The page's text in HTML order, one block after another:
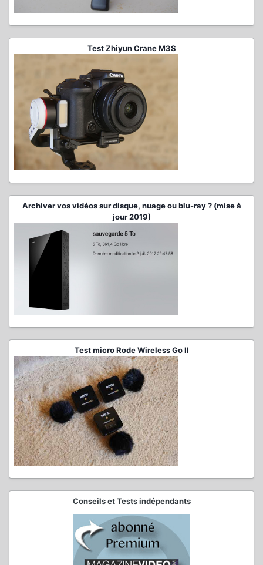
Test Zhiyun Crane M3S
Archiver vos vidéos sur disque, nuage ou blu-ray ? (mise à
jour 2019)
Test micro Rode Wireless Go II
Conseils et Tests indépendants